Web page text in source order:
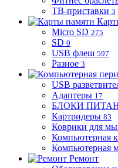
ТВ-приставки 3
Micro SD 275
SD 0
USB флеш 597
Разное 3
USB
Адаптеры 17
БЛОКИ
Картридеры 83
Коврики для
Компьютерная
Компьютерная
Ремонт